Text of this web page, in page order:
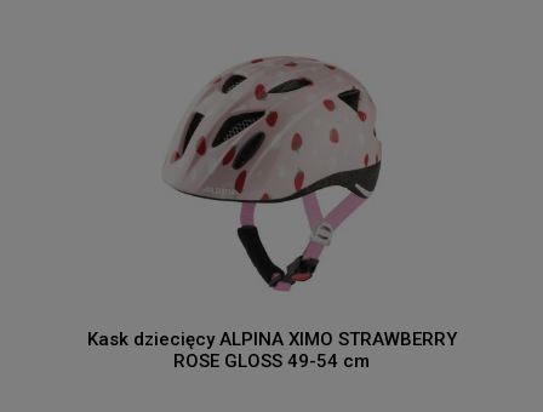
Kask dziecięcy ALPINA XIMO STRAWBERRY
ROSE GLOSS 49-54 cm